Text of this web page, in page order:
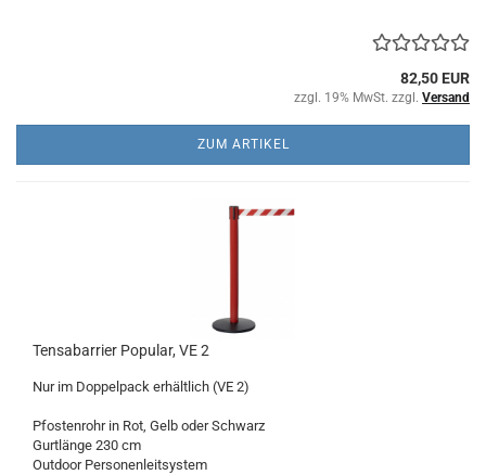
82,50 EUR
zzgl. 19% MwSt. zzgl. Versand
ZUM ARTIKEL
Tensabarrier Popular, VE 2
Nur im Doppelpack erhältlich (VE 2)
Pfostenrohr in Rot, Gelb oder Schwarz
Gurtlänge 230 cm
Outdoor Personenleitsystem